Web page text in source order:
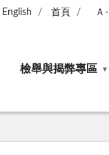
English 首頁 Ａ-
檢舉與揭弊專區